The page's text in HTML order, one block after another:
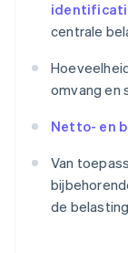
centrale
omvang en
Netto- en
Van
de